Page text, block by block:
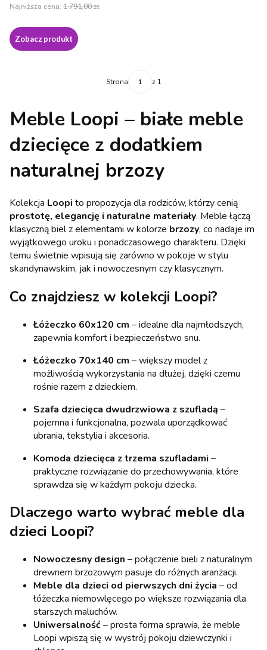
Najniższa cena: 1 791,00 zł
Zobacz produkt
Strona z 1
Meble Loopi – białe meble
dziecięce z dodatkiem
naturalnej brzozy
Kolekcja Loopi to propozycja dla rodziców, którzy cenią
prostotę, elegancję i naturalne materiały. Meble łączą
klasyczną biel z elementami w kolorze brzozy, co nadaje im
wyjątkowego uroku i ponadczasowego charakteru. Dzięki
temu świetnie wpisują się zarówno w pokoje w stylu
skandynawskim, jak i nowoczesnym czy klasycznym.
Co znajdziesz w kolekcji Loopi?
Łóżeczko 60x120 cm – idealne dla najmłodszych,
zapewnia komfort i bezpieczeństwo snu.
Łóżeczko 70x140 cm – większy model z
możliwością wykorzystania na dłużej, dzięki czemu
rośnie razem z dzieckiem.
Szafa dziecięca dwudrzwiowa z szufladą –
pojemna i funkcjonalna, pozwala uporządkować
ubrania, tekstylia i akcesoria.
Komoda dziecięca z trzema szufladami –
praktyczne rozwiązanie do przechowywania, które
sprawdza się w każdym pokoju dziecka.
Dlaczego warto wybrać meble dla
dzieci Loopi?
Nowoczesny design – połączenie bieli z naturalnym
drewnem brzozowym pasuje do różnych aranżacji.
Meble dla dzieci od pierwszych dni życia – od
łóżeczka niemowlęcego po większe rozwiązania dla
starszych maluchów.
Uniwersalność– prosta forma sprawia, że meble
Loopi wpiszą się w wystrój pokoju dziewczynki i